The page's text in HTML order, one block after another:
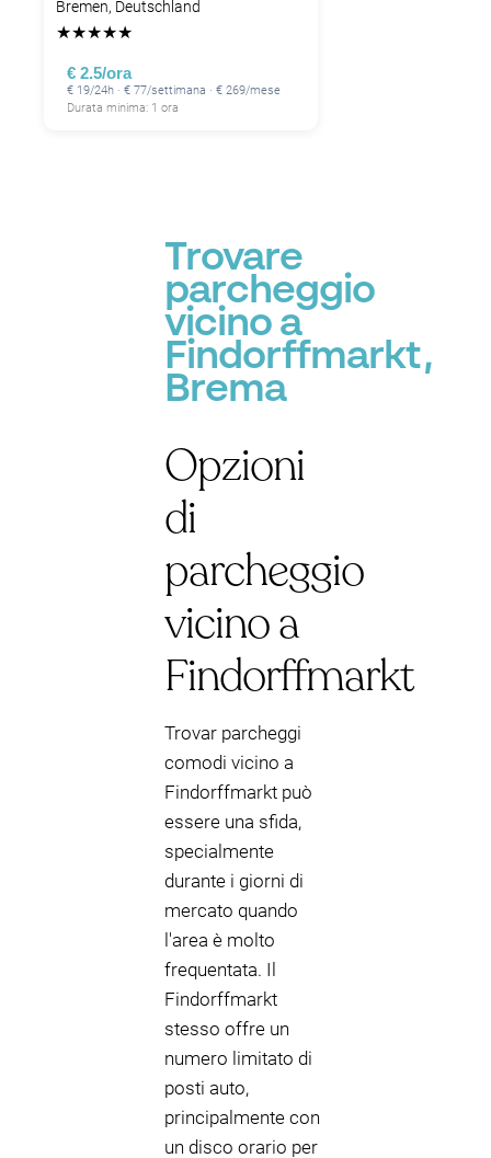
Bremen, Deutschland
★★★★★
€ 2.5/ora
€ 19/24h · € 77/settimana · € 269/mese
Durata minima: 1 ora
Trovare
parcheggio
vicino a
Findorffmarkt,
Brema
Opzioni
di
parcheggio
vicino a
Findorffmarkt
Trovar parcheggi
comodi vicino a
Findorffmarkt può
essere una sfida,
specialmente
durante i giorni di
mercato quando
l'area è molto
frequentata. Il
Findorffmarkt
stesso offre un
numero limitato di
posti auto,
principalmente con
un disco orario per